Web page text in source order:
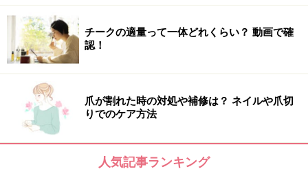
チークの適量って一体どれくらい？ 動画で確
認！
爪が割れた時の対処や補修は？ ネイルや爪切
りでのケア方法
人気記事ランキング